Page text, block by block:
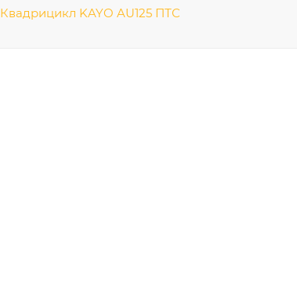
Квадрицикл KAYO AU125 ПТС